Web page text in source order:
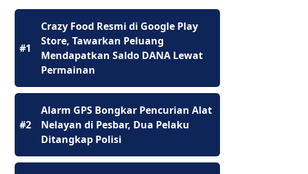
#1
Crazy Food Resmi di Google Play
Store, Tawarkan Peluang
Mendapatkan Saldo DANA Lewat
Permainan
#2
Alarm GPS Bongkar Pencurian Alat
Nelayan di Pesbar, Dua Pelaku
Ditangkap Polisi